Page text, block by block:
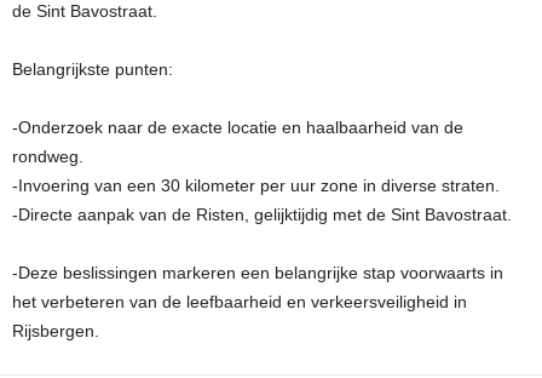
de Sint Bavostraat.
Belangrijkste punten:
-Onderzoek naar de exacte locatie en haalbaarheid van de
rondweg.
-Invoering van een 30 kilometer per uur zone in diverse straten.
-Directe aanpak van de Risten, gelijktijdig met de Sint Bavostraat.
-Deze beslissingen markeren een belangrijke stap voorwaarts in
het verbeteren van de leefbaarheid en verkeersveiligheid in
Rijsbergen.